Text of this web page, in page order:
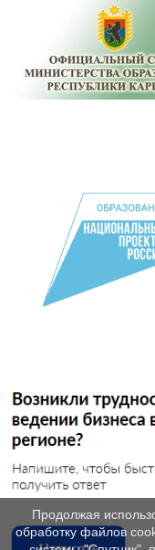
Продолжая
обработку файлов